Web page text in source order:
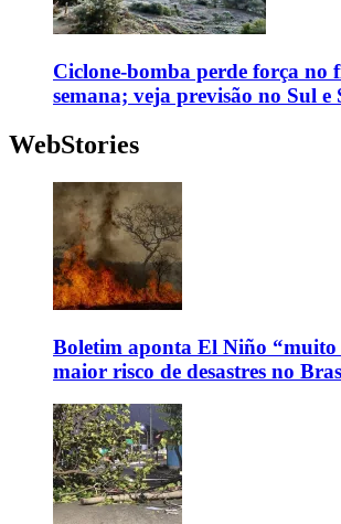
Ciclone-bomba perde força no
semana; veja previsão no Sul e
WebStories
Boletim aponta El Niño “muito
maior risco de desastres no